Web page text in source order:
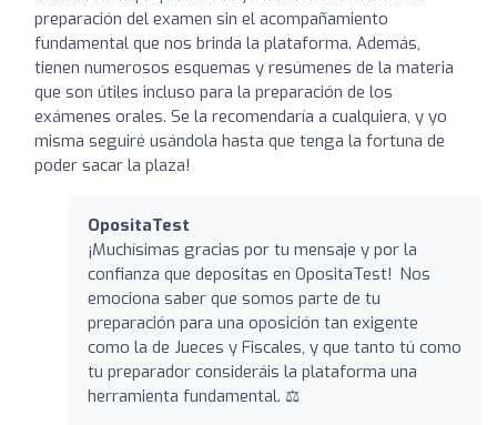
preparación del examen sin el acompañamiento
fundamental que nos brinda la plataforma. Además,
tienen numerosos esquemas y resúmenes de la materia
que son útiles incluso para la preparación de los
exámenes orales. Se la recomendaría a cualquiera, y yo
misma seguiré usándola hasta que tenga la fortuna de
poder sacar la plaza!
OpositaTest
¡Muchísimas gracias por tu mensaje y por la
confianza que depositas en OpositaTest! Nos
emociona saber que somos parte de tu
preparación para una oposición tan exigente
como la de Jueces y Fiscales, y que tanto tú como
tu preparador consideráis la plataforma una
herramienta fundamental. ⚖️